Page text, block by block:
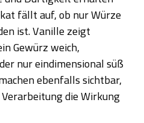
fällt auf, ob nur Würze
ist. Vanille zeigt
Gewürz weich,
nur eindimensional süß
ebenfalls sichtbar,
die Wirkung